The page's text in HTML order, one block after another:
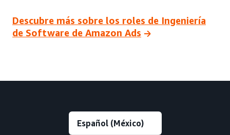
Descubre más sobre los roles de Ingeniería
de Software de Amazon Ads